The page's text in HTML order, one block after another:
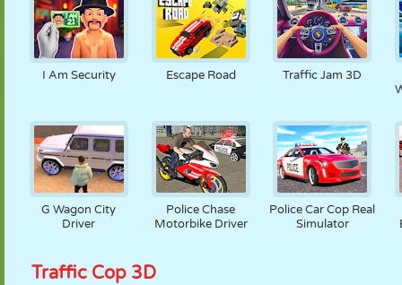
I Am Security Escape Road
Traffic Jam 3D
G Wagon City
Driver
Police Chase
Motorbike Driver
Police Car Cop Real
Simulator
Traffic Cop 3D